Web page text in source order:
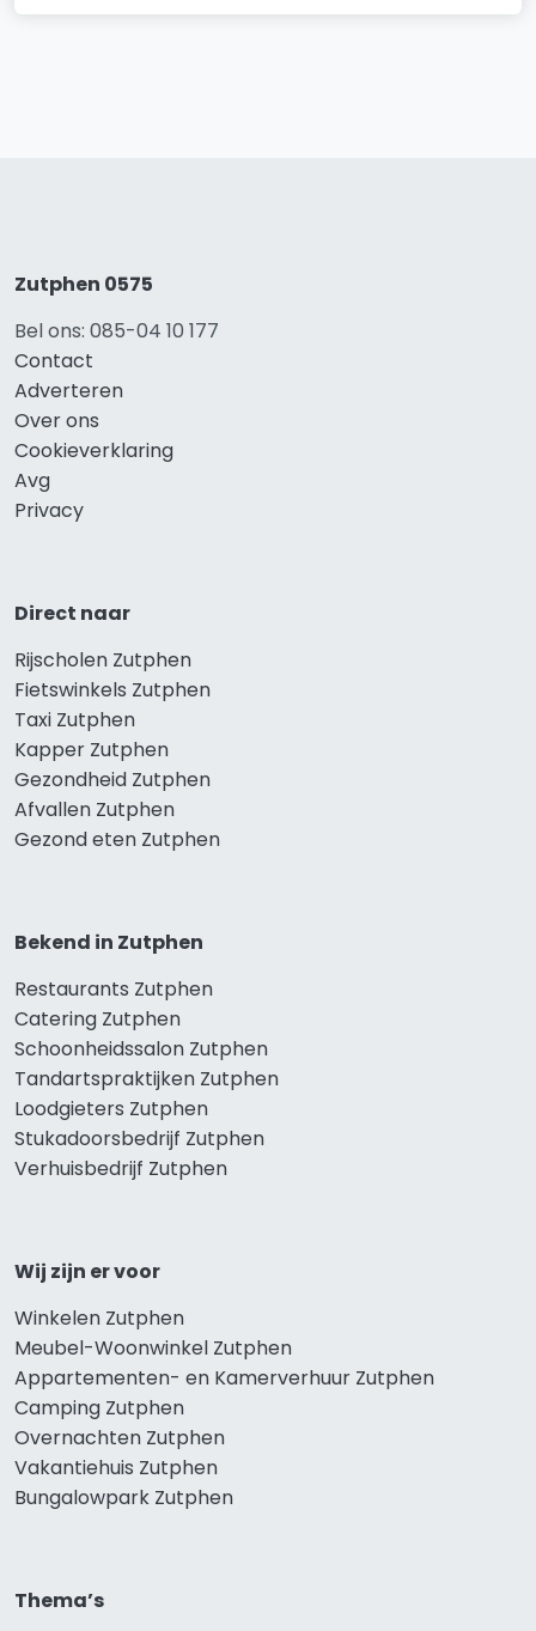
Zutphen 0575
Bel ons: 085-04 10 177
Contact
Adverteren
Over ons
Cookieverklaring
Avg
Privacy
Direct naar
Rijscholen Zutphen
Fietswinkels Zutphen
Taxi Zutphen
Kapper Zutphen
Gezondheid Zutphen
Afvallen Zutphen
Gezond eten Zutphen
Bekend in Zutphen
Restaurants Zutphen
Catering Zutphen
Schoonheidssalon Zutphen
Tandartspraktijken Zutphen
Loodgieters Zutphen
Stukadoorsbedrijf Zutphen
Verhuisbedrijf Zutphen
Wij zijn er voor
Winkelen Zutphen
Meubel-Woonwinkel Zutphen
Appartementen- en Kamerverhuur Zutphen
Camping Zutphen
Overnachten Zutphen
Vakantiehuis Zutphen
Bungalowpark Zutphen
Thema’s